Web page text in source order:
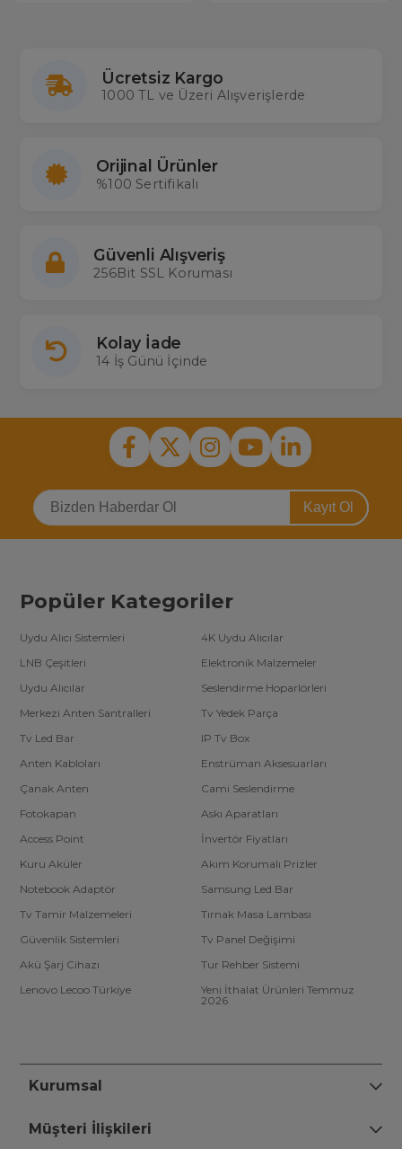
Ücretsiz Kargo
1000 TL ve Üzeri Alışverişlerde
Orijinal Ürünler
%100 Sertifikalı
Güvenli Alışveriş
256Bit SSL Koruması
Kolay İade
14 İş Günü İçinde
Kayıt Ol
Popüler Kategoriler
Uydu Alıcı Sistemleri
4K Uydu Alıcılar
LNB Çeşitleri
Elektronik Malzemeler
Uydu Alıcılar
Seslendirme Hoparlörleri
Merkezi Anten Santralleri
Tv Yedek Parça
Tv Led Bar
IP Tv Box
Anten Kabloları
Enstrüman Aksesuarları
Çanak Anten
Cami Seslendirme
Fotokapan
Askı Aparatları
Access Point
İnvertör Fiyatları
Kuru Aküler
Akım Korumalı Prizler
Notebook Adaptör
Samsung Led Bar
Tv Tamir Malzemeleri
Tırnak Masa Lambası
Güvenlik Sistemleri
Tv Panel Değişimi
Akü Şarj Cihazı
Tur Rehber Sistemi
Lenovo Lecoo Türkiye
Yeni İthalat Ürünleri Temmuz
2026
Kurumsal
Müşteri İlişkileri